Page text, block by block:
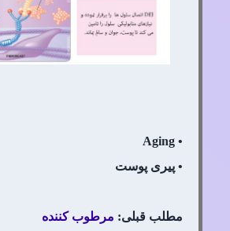
• Aging
• پیری پوست
مطلب قبلی: مرطوب کننده